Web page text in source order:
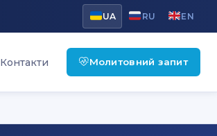
UA RU EN
Контакти Молитовний запит